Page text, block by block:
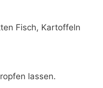
Fisch, Kartoffeln
lassen.